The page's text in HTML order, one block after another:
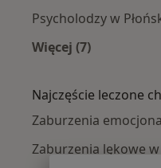
Psycholodzy w
Więcej (7)
Najczęście leczone
Zaburzenia
Zaburzenia lękowe w